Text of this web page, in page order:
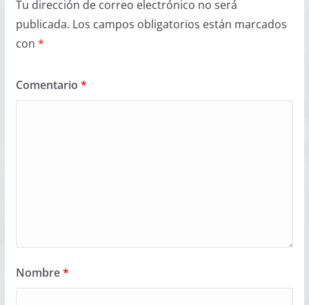
Tu dirección de correo electrónico no será
publicada. Los campos obligatorios están marcados
con *
Comentario *
Nombre*